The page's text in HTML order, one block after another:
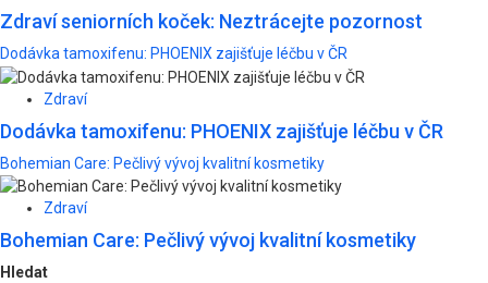
Zdraví seniorních koček: Neztrácejte pozornost
Dodávka tamoxifenu: PHOENIX zajišťuje léčbu v ČR
Zdraví
Dodávka tamoxifenu: PHOENIX zajišťuje léčbu v ČR
Bohemian Care: Pečlivý vývoj kvalitní kosmetiky
Zdraví
Bohemian Care: Pečlivý vývoj kvalitní kosmetiky
Hledat